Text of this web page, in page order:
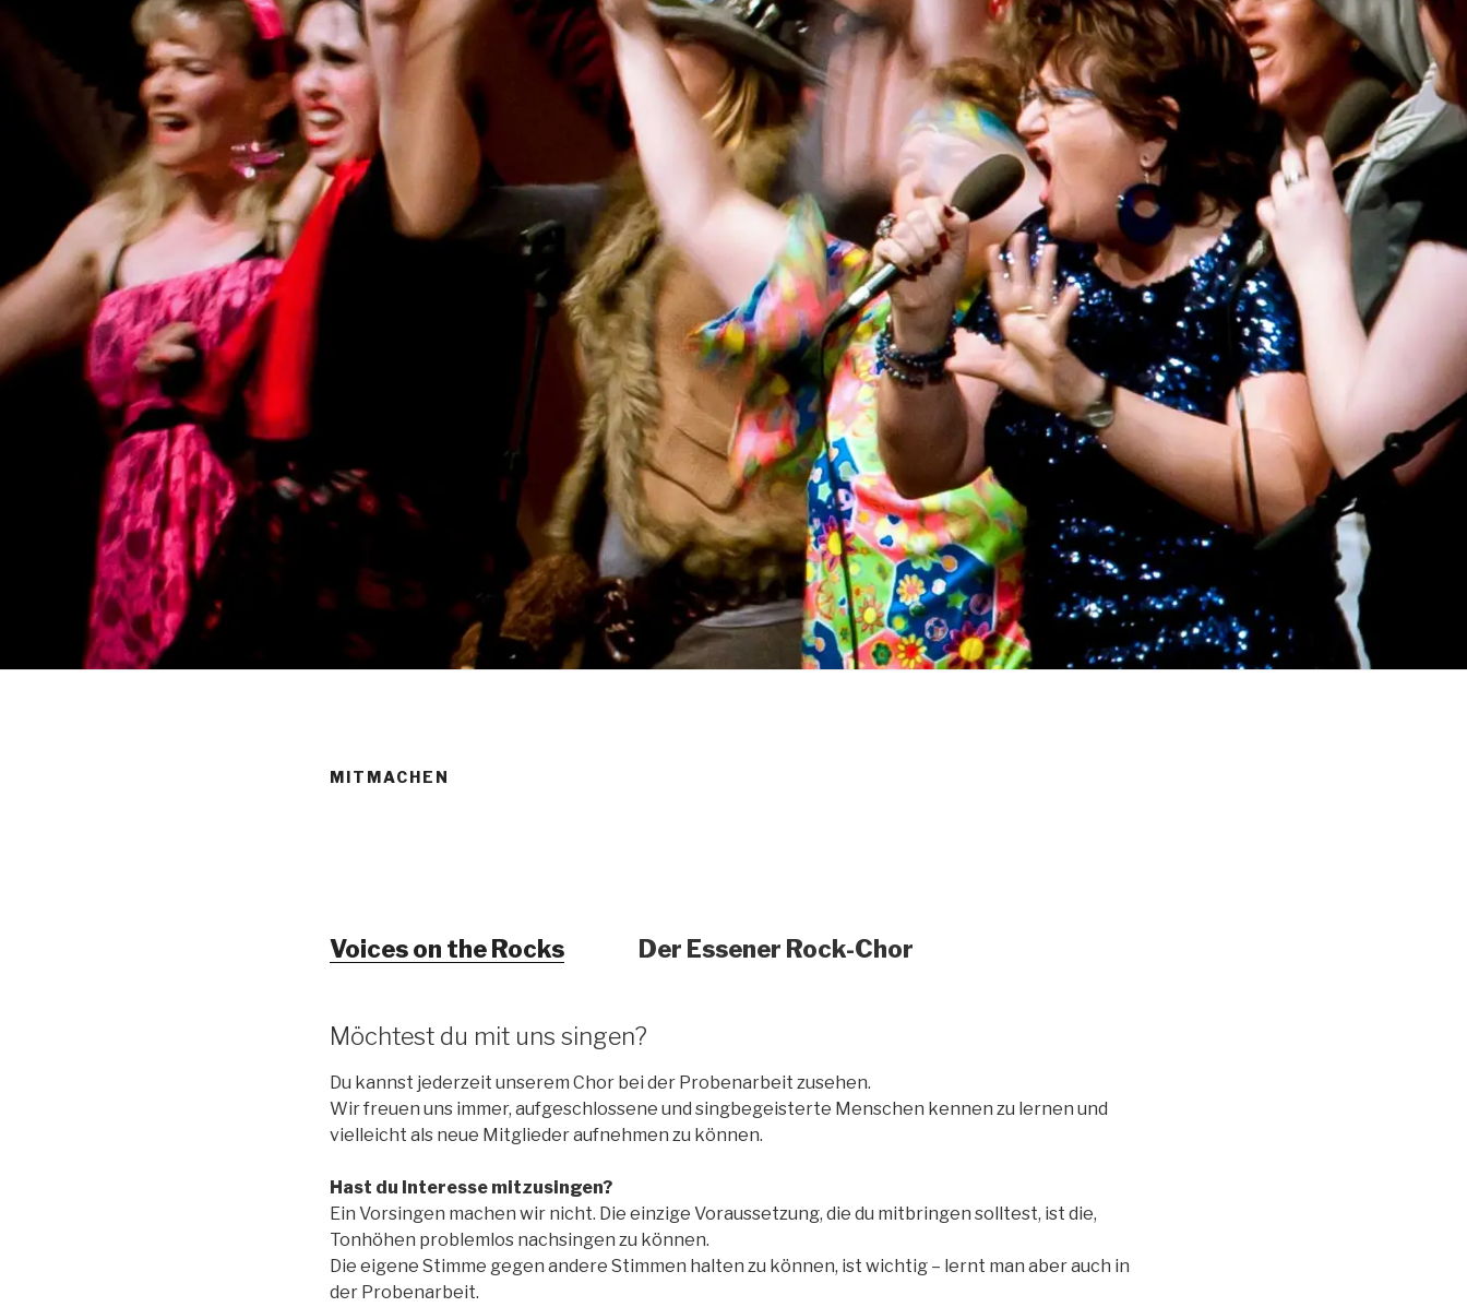
MITMACHEN
Voices on the Rocks Der Essener Rock-Chor
Möchtest du mit uns singen?
Du kannst jederzeit unserem Chor bei der Probenarbeit zusehen.
Wir freuen uns immer, aufgeschlossene und singbegeisterte Menschen kennen zu lernen und
vielleicht als neue Mitglieder aufnehmen zu können.
Hast du Interesse mitzusingen?
Ein Vorsingen machen wir nicht. Die einzige Voraussetzung, die du mitbringen solltest, ist die,
Tonhöhen problemlos nachsingen zu können.
Die eigene Stimme gegen andere Stimmen halten zu können, ist wichtig – lernt man aber auch in
der Probenarbeit.